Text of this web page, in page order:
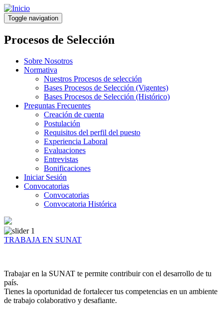
Pasar
al
contenido
principal
Toggle navigation
Procesos de Selección
Sobre Nosotros
Normativa
Nuestros Procesos de selección
Bases Procesos de Selección (Vigentes)
Bases Procesos de Selección (Histórico)
Preguntas Frecuentes
Creación de cuenta
Postulación
Requisitos del perfil del puesto
Experiencia Laboral
Evaluaciones
Entrevistas
Bonificaciones
Iniciar Sesión
Convocatorias
Convocatorias
Convocatoria Histórica
TRABAJA EN SUNAT
Trabajar en la SUNAT te permite contribuir con el desarrollo de tu
país.
Tienes la oportunidad de fortalecer tus competencias en un ambiente
de trabajo colaborativo y desafiante.